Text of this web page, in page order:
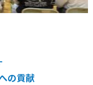
の貢献